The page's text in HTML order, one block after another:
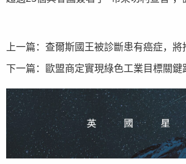
上一篇： 查爾斯國王被診斷患有癌症，
下一篇： 歐盟商定實現綠色工業目標關鍵